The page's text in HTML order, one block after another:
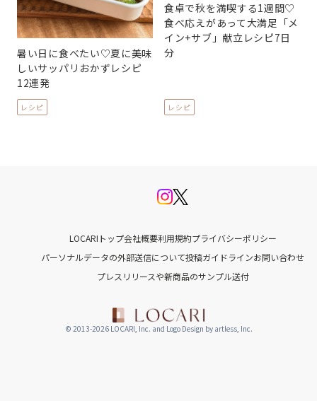
暑い日に食べたい♡夏に美味
しいサッパリおかずレシピ
12連発
レシピ
食卓で秋を満喫する1週間♡
食べ応えがあって大満足「メ
イン+サブ」献立レシピ7日
分
レシピ
LOCARIトップ会社概要利用規約プライバシーポリシー
パーソナルデータの外部送信について投稿ガイドラインお問い合わせ
プレスリリースや新商品のサンプル送付
© 2013-2026 LOCARI, Inc. and Logo Design by artless, Inc.